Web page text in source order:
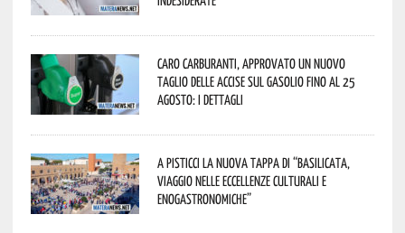
Caro carburanti, approvato un nuovo
taglio delle accise sul gasolio fino al 25
agosto: i dettagli
A Pisticci la nuova tappa di “Basilicata,
viaggio nelle eccellenze culturali e
enogastronomiche”